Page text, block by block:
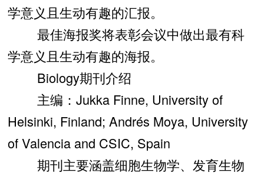
学意义且生动有趣的汇报。
最佳海报奖将表彰会议中做出最有科
学意义且生动有趣的海报。
Biology期刊介绍
主编：Jukka Finne, University of
Helsinki, Finland; Andrés Moya, University
of Valencia and CSIC, Spain
期刊主要涵盖细胞生物学、发育生物